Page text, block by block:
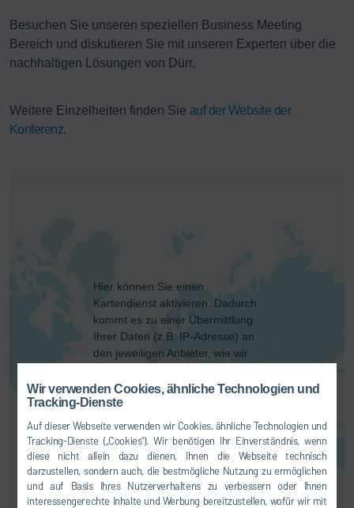
Wir verwenden Cookies, ähnliche Technologien und
Tracking-Dienste
Auf dieser Webseite verwenden wir Cookies, ähnliche Technologien und
Tracking-Dienste („Cookies“). Wir benötigen Ihr Einverständnis, wenn
diese nicht allein dazu dienen, Ihnen die Webseite technisch
darzustellen, sondern auch, die bestmögliche Nutzung zu ermöglichen
und auf Basis Ihres Nutzerverhaltens zu verbessern oder Ihnen
interessengerechte Inhalte und Werbung bereitzustellen, wofür wir mit
Besuchen Sie unseren speziellen Business Meeting
Bereich und diskutieren Sie mit unseren Experten über die
nachhaltigen Lösungen von Dürr.
Weitere Einzelheiten finden Sie auf der Website der
Konferenz.
Hier können Sie einen
Kartendienst aktivieren. Dadurch
kommt es zu einer Übermittlung
Ihrer Daten (z.B. IP-Adresse) an
den jeweiligen Anbieter, wie wir
Datenschutzerklärungerläutern.
EINVERSTANDEN